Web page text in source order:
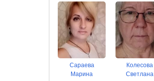
Сараева
Марина
Колесова
Светлана